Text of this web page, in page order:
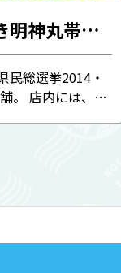
藁焼き鰹たたき明神丸帯屋町店
民総選挙2014・
。 店内には、歴